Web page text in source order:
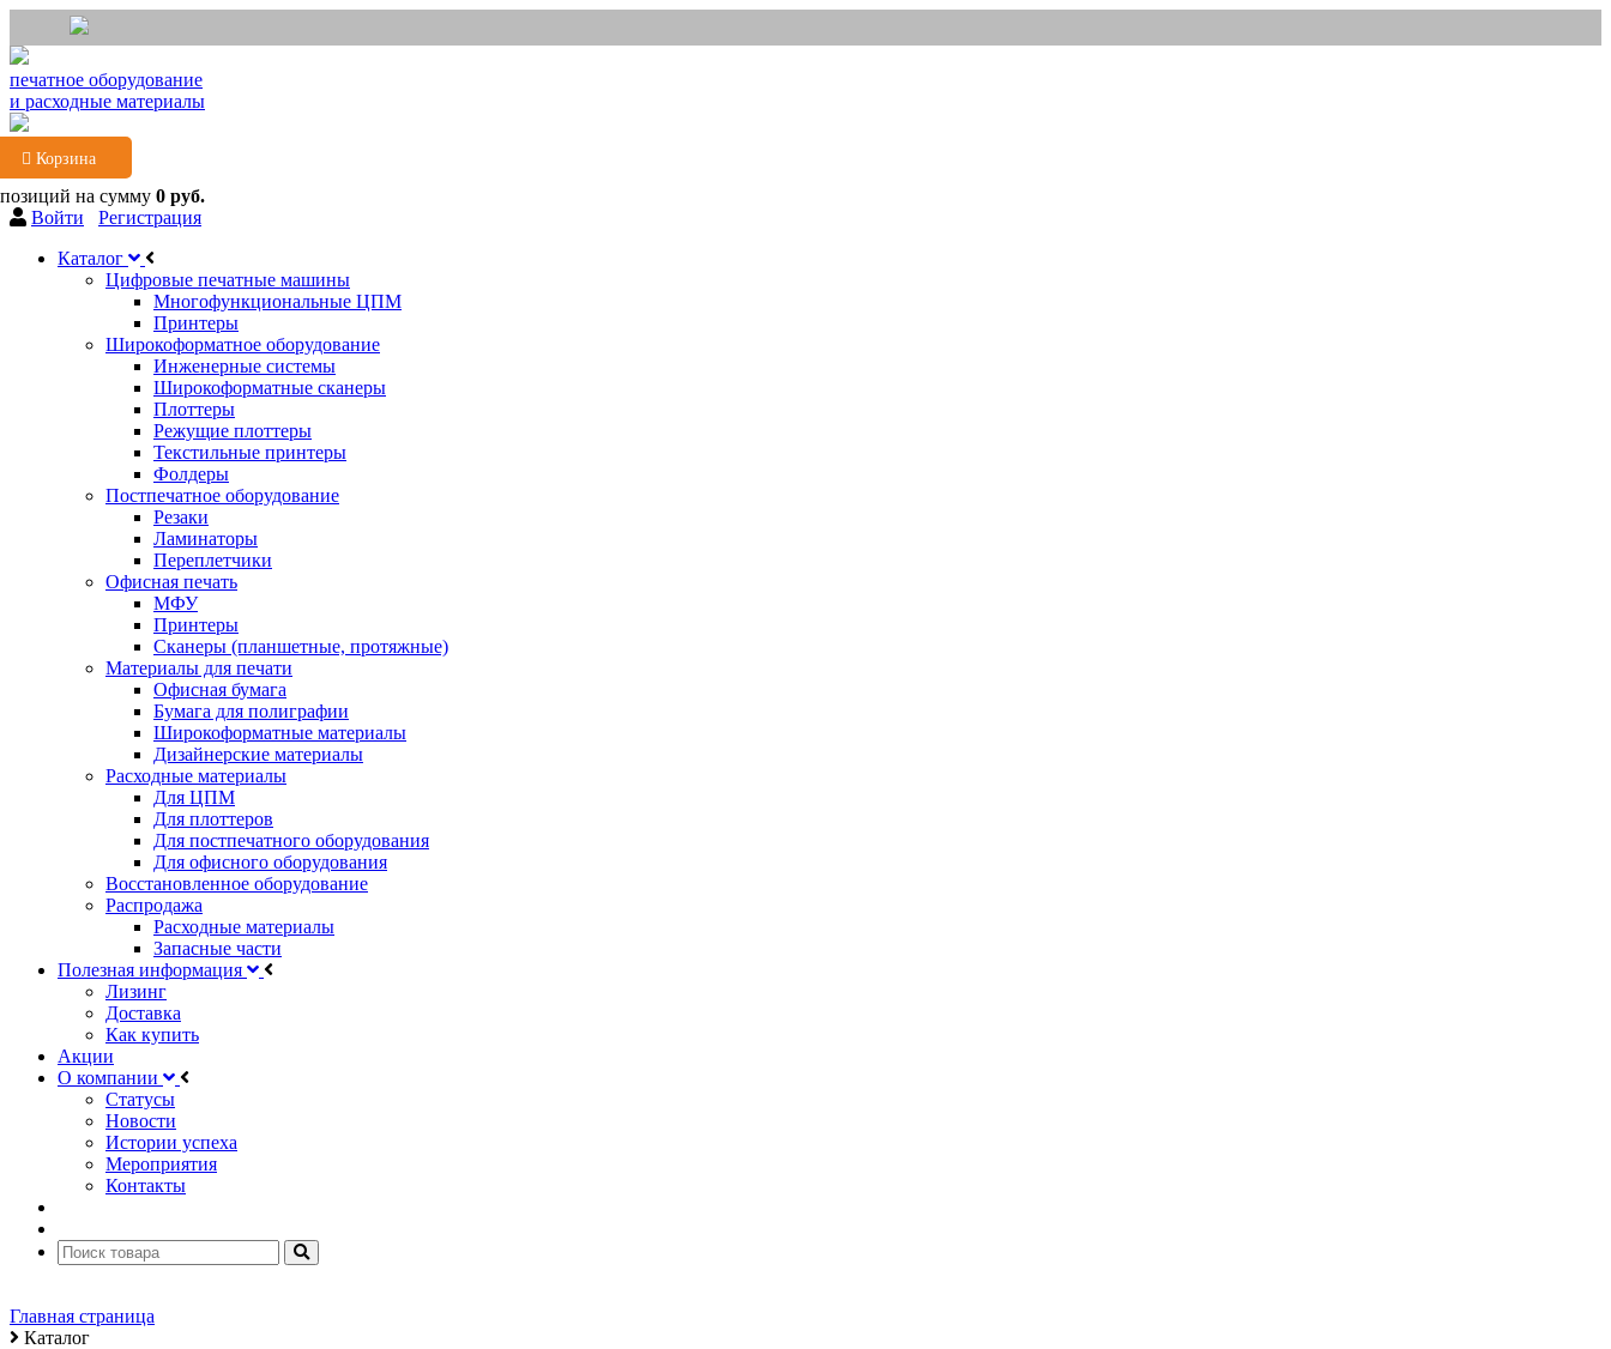
печатное оборудование
и расходные материалы
Корзина
на сумму 0 руб.
Войти
Регистрация
Каталог
Цифровые печатные машины
Многофункциональные ЦПМ
Принтеры
Широкоформатное оборудование
Инженерные системы
Широкоформатные сканеры
Плоттеры
Режущие плоттеры
Текстильные принтеры
Фолдеры
Постпечатное оборудование
Резаки
Ламинаторы
Переплетчики
Офисная печать
МФУ
Принтеры
Сканеры (планшетные, протяжные)
Материалы для печати
Офисная бумага
Бумага для полиграфии
Широкоформатные материалы
Дизайнерские материалы
Расходные материалы
Для ЦПМ
Для плоттеров
Для постпечатного оборудования
Для офисного оборудования
Восстановленное оборудование
Распродажа
Расходные материалы
Запасные части
Полезная информация
Лизинг
Доставка
Как купить
Акции
О компании
Статусы
Новости
Истории успеха
Мероприятия
Контакты
Главная страница
Каталог